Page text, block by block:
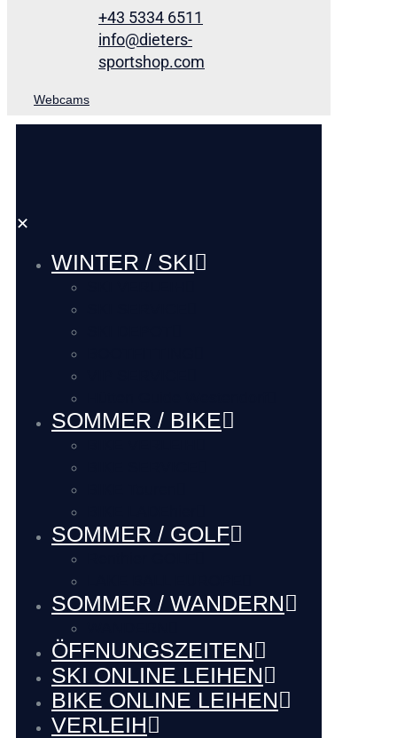
+43 5334 6511
info@dieters-
sportshop.com
Webcams
✕
WINTER / SKI
SOMMER / BIKE
SOMMER / GOLF
SOMMER / WANDERN
ÖFFNUNGSZEITEN
SKI ONLINE LEIHEN
BIKE ONLINE LEIHEN
VERLEIH